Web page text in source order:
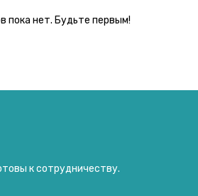
пока нет. Будьте первым!
к сотрудничеству.